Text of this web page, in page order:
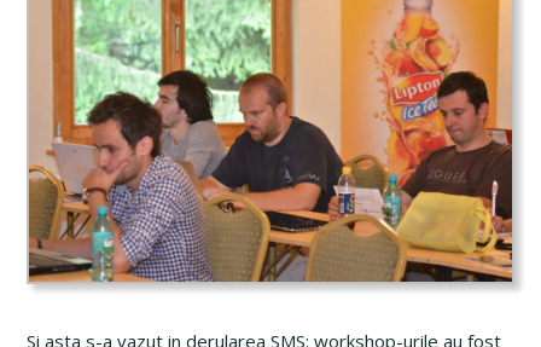
Si asta s-a vazut in derularea SMS: workshop-urile au fost